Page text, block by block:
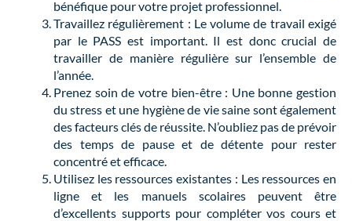
bénéfique pour votre projet professionnel.
Travaillez régulièrement : Le volume de travail exigé
par le PASS est important. Il est donc crucial de
travailler de manière régulière sur l’ensemble de
l’année.
Prenez soin de votre bien-être : Une bonne gestion
du stress et une hygiène de vie saine sont également
des facteurs clés de réussite. N’oubliez pas de prévoir
des temps de pause et de détente pour rester
concentré et efficace.
Utilisez les ressources existantes : Les ressources en
ligne et les manuels scolaires peuvent être
d’excellents supports pour compléter vos cours et